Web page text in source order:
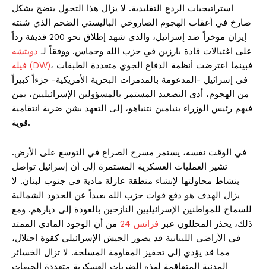
استراتيجيات الردع التقليدية. لا يزال هذا التحول يتضح بشكل
صارخ في أعقاب الهجوم الصاروخي الباليستي الضخم الذي شنته
إيران مؤخراً ضد إسرائيل، والذي شهد إطلاق نحو 200 قذيفة رداً
على اغتيالات قادة بارزين في حزب الله وحماس. ووفقاً لـ دويتشه
فيله (DW)، فبينما اعترضت أنظمة الدفاع الجوي متعددة الطبقات
في إسرائيل -المدعومة بالمدمرات البحرية الأمريكية- جزءاً كبيراً
من الهجوم، أدى التصعيد المستمر بالمسؤولين الإسرائيليين، بمن
فيهم رئيس الوزراء بنيامين نتنياهو، إلى التعهد بشن ضربة انتقامية
قوية.
في الوقت نفسه، يستمر مسرح الصراع في التوسع على الأرض.
تشير العمليات العسكرية المستمرة إلى أن إسرائيل تواصل
بنشاط محاولتها لإنشاء منطقة عازلة مادية في جنوب لبنان. لا
يزال الهدف هو دفع قوات حزب الله بعيداً عن الحدود الشمالية
للسماح للمواطنين الإسرائيليين النازحين بالعودة إلى ديارهم. ومع
ذلك، يحذر المحللون عبر فرانس 24
من أن الوجود المادي الممتد
في الأراضي اللبنانية قد يصور الجيش الإسرائيلي كقوة احتلال،
مما قد يؤدي إلى تحفيز المقاومة المسلحة. لا تزال الخسائر
المدنية المتفاقمة لهذه الضربات العسكرية متعددة الجبهات